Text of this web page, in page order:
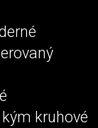
kruhové